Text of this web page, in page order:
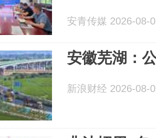
安青传媒 2026-08-
安徽芜湖：
新浪财经 2026-08-